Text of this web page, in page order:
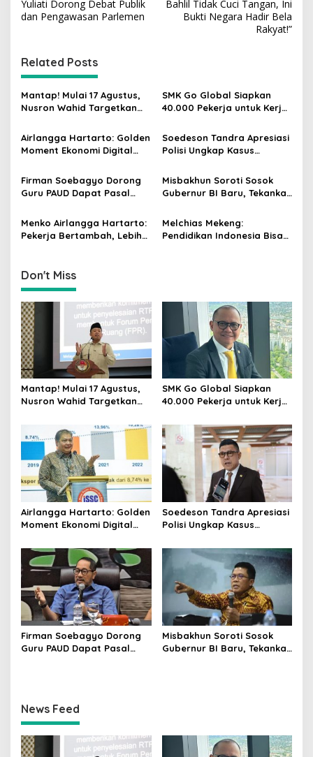
s
n
a
v
i
g
a
t
i
o
n
Yuliati Dorong Debat Publik
dan Pengawasan Parlemen
Bahlil Tidak Cuci Tangan, Ini
Bukti Negara Hadir Bela
Rakyat!”
Related Posts
Mantap! Mulai 17 Agustus,
Nusron Wahid Targetkan
10 Hari
SMK Go Global Siapkan
40.000 Pekerja untuk Kerja
Agustus
Airlangga Hartarto: Golden
Moment Ekonomi Digital
Soedeson Tandra Apresiasi
Polisi Ungkap Kasus
Tahun di Tapsel
Firman Soebagyo Dorong
Guru PAUD Dapat Pasal
Misbakhun Soroti Sosok
Gubernur BI Baru, Tekankan
Menko Airlangga Hartarto:
Pekerja Bertambah, Lebih
Melchias Mekeng:
Pendidikan Indonesia Bisa
Don't Miss
Mantap! Mulai 17 Agustus,
Nusron Wahid Targetkan
SMK Go Global Siapkan
40.000 Pekerja untuk Kerja
Agustus
Airlangga Hartarto: Golden
Moment Ekonomi Digital
Soedeson Tandra Apresiasi
Polisi Ungkap Kasus
Tahun di Tapsel
Firman Soebagyo Dorong
Guru PAUD Dapat Pasal
Misbakhun Soroti Sosok
Gubernur BI Baru, Tekankan
News Feed